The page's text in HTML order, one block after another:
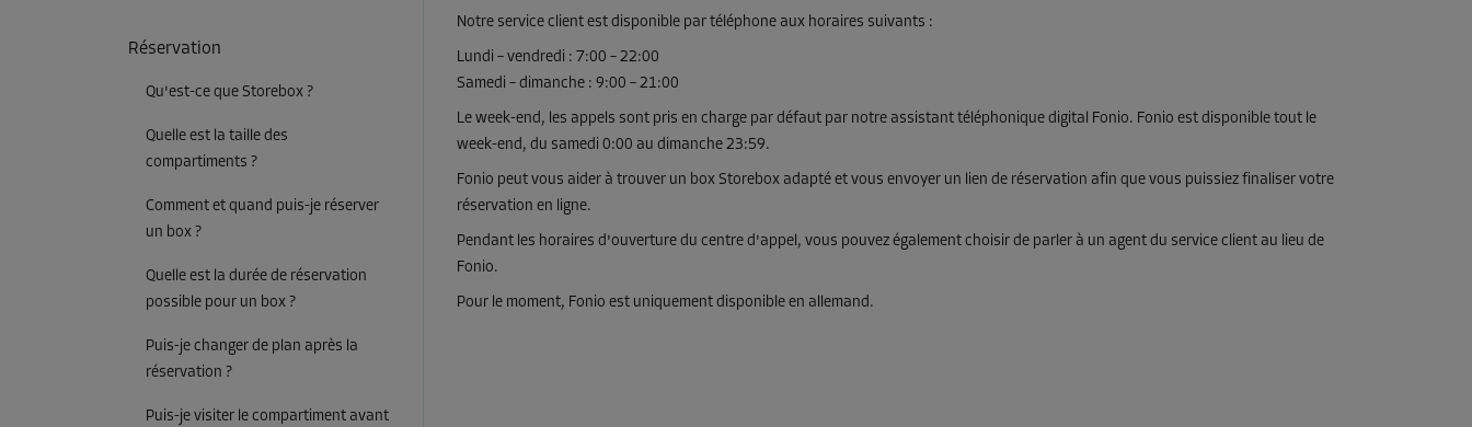
Réservation
Qu'est-ce que Storebox ?
Quelle est la taille des
compartiments ?
Comment et quand puis-je réserver
un box ?
Quelle est la durée de réservation
possible pour un box ?
Puis-je changer de plan après la
réservation ?
Puis-je visiter le compartiment avant
Notre service client est disponible par téléphone aux horaires suivants :
Lundi – vendredi : 7:00 – 22:00
Samedi – dimanche : 9:00 – 21:00
Le week-end, les appels sont pris en charge par défaut par notre assistant téléphonique digital Fonio. Fonio est disponible tout le
week-end, du samedi 0:00 au dimanche 23:59.
Fonio peut vous aider à trouver un box Storebox adapté et vous envoyer un lien de réservation afin que vous puissiez finaliser votre
réservation en ligne.
Pendant les horaires d'ouverture du centre d'appel, vous pouvez également choisir de parler à un agent du service client au lieu de
Fonio.
Pour le moment, Fonio est uniquement disponible en allemand.